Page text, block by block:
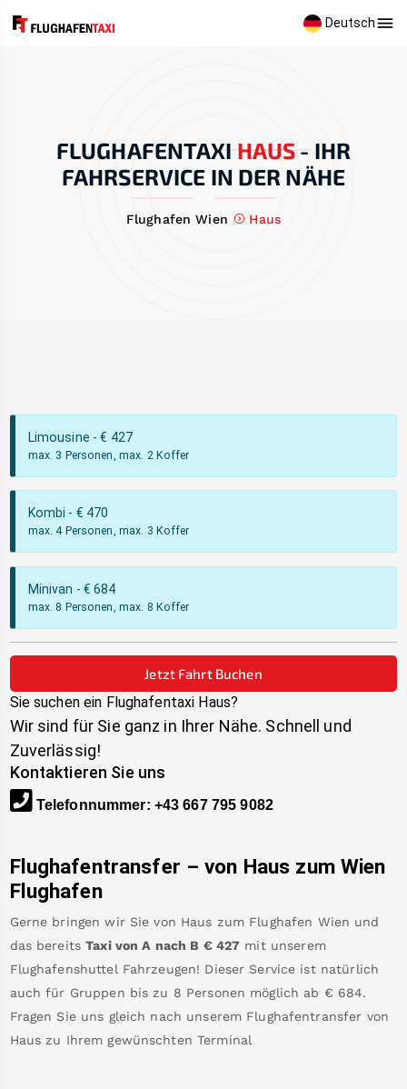
Deutsch
FLUGHAFENTAXI HAUS- IHR
FAHRSERVICE IN DER NÄHE
Flughafen Wien Haus
Limousine - € 427
max. 3 Personen, max. 2 Koffer
Kombi - € 470
max. 4 Personen, max. 3 Koffer
Minivan - €684
max. 8 Personen, max. 8 Koffer
Jetzt Fahrt Buchen
Sie suchen ein Flughafentaxi Haus?
Wir sind für Sie ganz in Ihrer Nähe. Schnell und
Zuverlässig!
Kontaktieren Sie uns
Telefonnummer: +43 667 795 9082
Flughafentransfer – von Haus zum Wien
Flughafen
Gerne bringen wir Sie von Haus zum Flughafen Wien und
das bereits Taxi von A nach B € 427 mit unserem
Flughafenshuttel Fahrzeugen! Dieser Service ist natürlich
auch für Gruppen bis zu 8 Personen möglich ab € 684.
Fragen Sie uns gleich nach unserem Flughafentransfer von
Haus zu Ihrem gewünschten Terminal